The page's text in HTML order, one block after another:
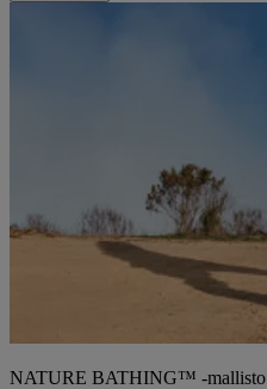
NATURE BATHING™ -mallisto